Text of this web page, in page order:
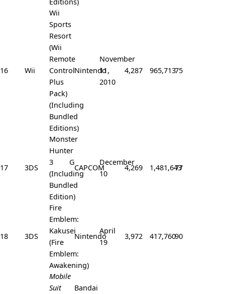
16 Wii
Wii
Sports
Resort
(Wii
Remote
Control
Plus
Pack)
(Including
Bundled
Editions)
Nintendo
November
11,
2010
4,287 965,71375
17 3DS
Monster
Hunter
3 G
(Including
Bundled
Edition)
CAPCOM
December
10
4,269 1,481,643
77
18 3DS
Fire
Emblem:
Kakusei
(Fire
Emblem:
Awakening)
Nintendo
April
19
3,972 417,76090
Mobile
Suit
Bandai